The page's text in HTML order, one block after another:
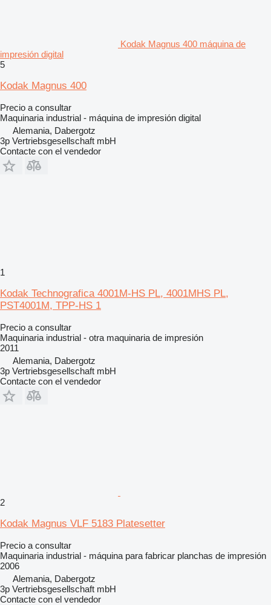
Kodak Magnus 400 máquina de
impresión digital
5
Kodak Magnus 400
Precio a consultar
Maquinaria industrial - máquina de impresión digital
Alemania, Dabergotz
3p Vertriebsgesellschaft mbH
Contacte con el vendedor
1
Kodak Technografica 4001M-HS PL, 4001MHS PL,
PST4001M, TPP-HS 1
Precio a consultar
Maquinaria industrial - otra maquinaria de impresión
2011
Alemania, Dabergotz
3p Vertriebsgesellschaft mbH
Contacte con el vendedor
2
Kodak Magnus VLF 5183 Platesetter
Precio a consultar
Maquinaria industrial - máquina para fabricar planchas de impresión
2006
Alemania, Dabergotz
3p Vertriebsgesellschaft mbH
Contacte con el vendedor